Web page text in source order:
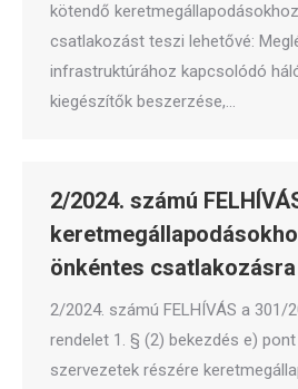
kötendő
csatlakozást teszi lehetővé:
infrastruktúrához kapcsolódó
kiegészítők beszerzése,…
2/2024. számú
önkéntes csatlakozásra
2/2024. számú FELHÍVÁS a 301/
rendelet 1. § (2) bekezdés e)
szervezetek részére